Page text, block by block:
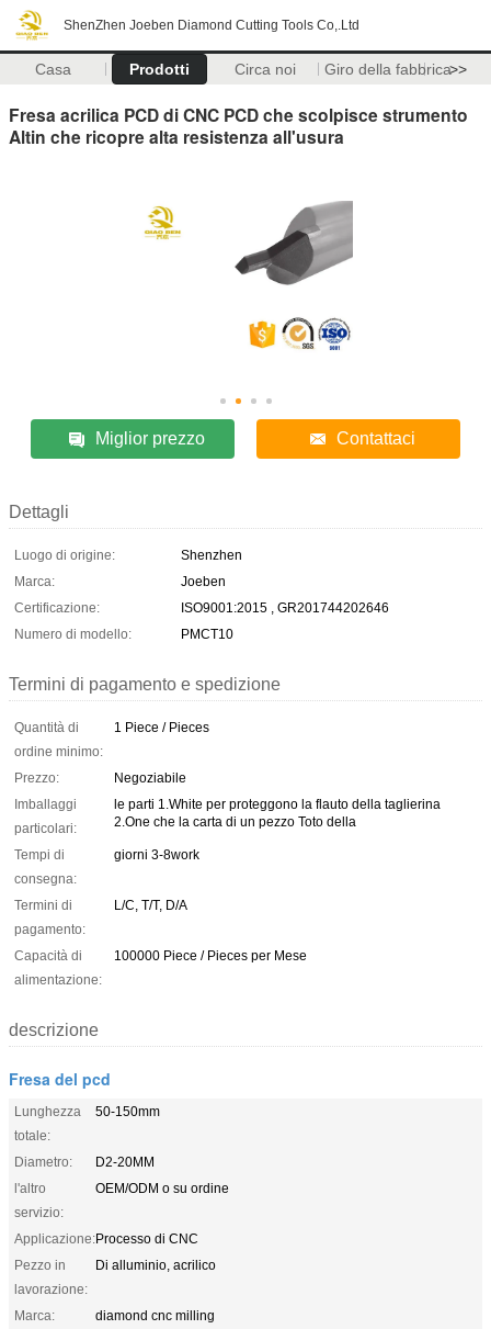
ShenZhen Joeben Diamond Cutting Tools Co,.Ltd
Casa Prodotti Circa noi Giro della fabbrica>>
Fresa acrilica PCD di CNC PCD che scolpisce strumento
Altin che ricopre alta resistenza all'usura
Miglior prezzo Contattaci
Dettagli
Luogo di origine:
Shenzhen
Marca:
Joeben
Certificazione:
ISO9001:2015 , GR201744202646
Numero di modello:
PMCT10
Termini di pagamento e spedizione
Quantità di
ordine minimo:
1 Piece / Pieces
Prezzo:
Negoziabile
Imballaggi
particolari:
le parti 1.White per proteggono la flauto della taglierina
2.One che la carta di un pezzo Toto della
Tempi di
consegna:
giorni 3-8work
Termini di
pagamento:
L/C, T/T, D/A
Capacità di
alimentazione:
100000 Piece / Pieces per Mese
descrizione
Fresa del pcd
Lunghezza
totale:
50-150mm
Diametro:
D2-20MM
l'altro
servizio:
OEM/ODM o su ordine
Applicazione:Processo di CNC
Pezzo in
lavorazione:
Di alluminio, acrilico
Marca:
diamond cnc milling